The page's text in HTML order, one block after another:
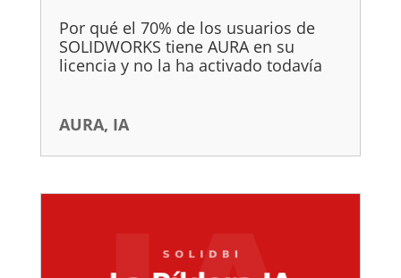
Por qué el 70% de los usuarios de
SOLIDWORKS tiene AURA en su
licencia y no la ha activado todavía
AURA, IA